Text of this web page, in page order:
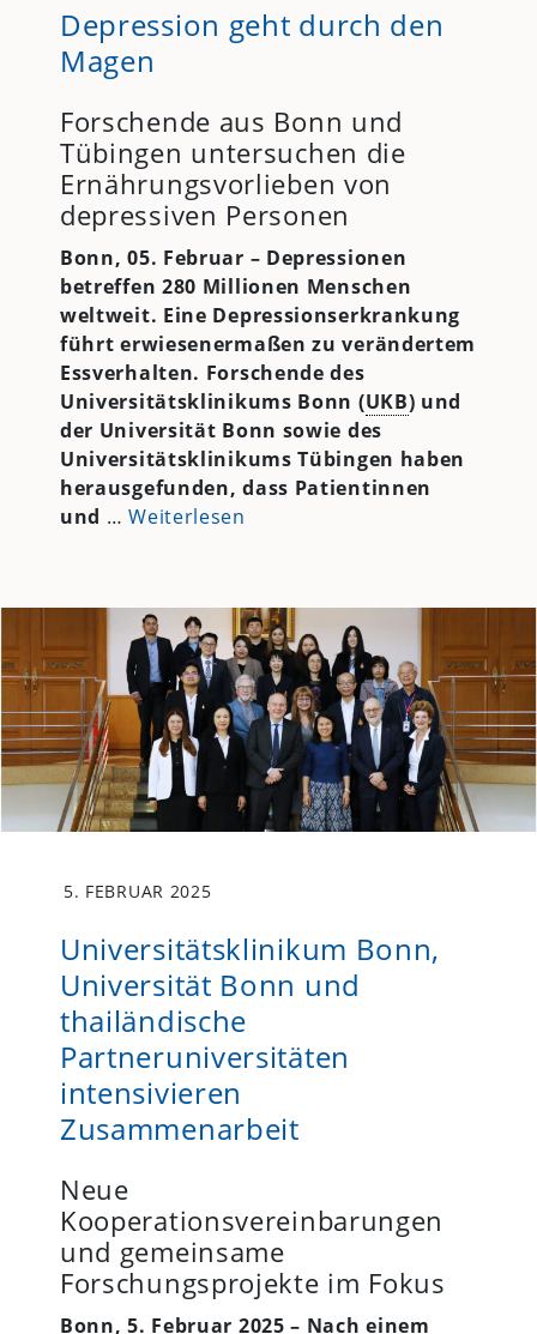
Depression geht durch den
Magen
Forschende aus Bonn und
Tübingen untersuchen die
Ernährungsvorlieben von
depressiven Personen
Bonn, 05. Februar – Depressionen
betreffen 280 Millionen Menschen
weltweit. Eine Depressionserkrankung
führt erwiesenermaßen zu verändertem
Essverhalten. Forschende des
Universitätsklinikums Bonn (UKB) und
der Universität Bonn sowie des
Universitätsklinikums Tübingen haben
herausgefunden, dass Patientinnen
und …Weiterlesen
5. FEBRUAR 2025
Universitätsklinikum Bonn,
Universität Bonn und
thailändische
Partneruniversitäten
intensivieren
Zusammenarbeit
Neue
Kooperationsvereinbarungen
und gemeinsame
Forschungsprojekte im Fokus
Bonn, 5. Februar 2025 – Nacheinem